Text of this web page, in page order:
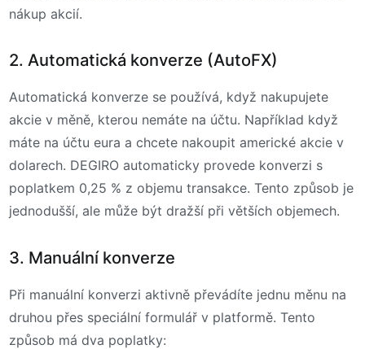
nákup akcií.
2. Automatická konverze (AutoFX)
Automatická konverze se používá, když nakupujete
akcie v měně, kterou nemáte na účtu. Například když
máte na účtu eura a chcete nakoupit americké akcie v
dolarech. DEGIRO automaticky provede konverzi s
poplatkem 0,25 % z objemu transakce. Tento způsob je
jednodušší, ale může být dražší při větších objemech.
3. Manuální konverze
Při manuální konverzi aktivně převádíte jednu měnu na
druhou přes speciální formulář v platformě. Tento
způsob má dva poplatky: